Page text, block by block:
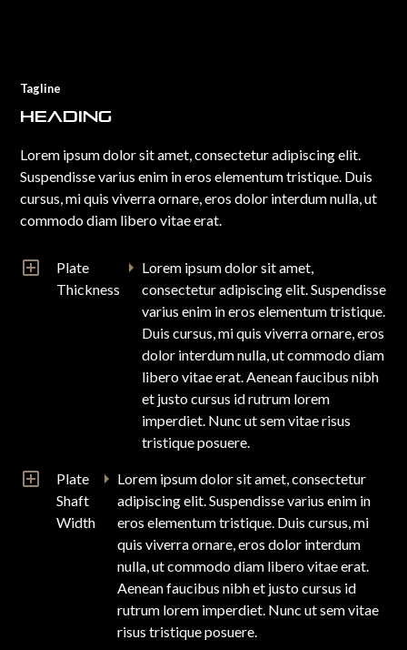
Tagline
Heading
Lorem ipsum dolor sit amet, consectetur adipiscing elit.
Suspendisse varius enim in eros elementum tristique. Duis
cursus, mi quis viverra ornare, eros dolor interdum nulla, ut
commodo diam libero vitae erat.
Plate
Thickness
Lorem ipsum dolor sit amet,
consectetur adipiscing elit. Suspendisse
varius enim in eros elementum tristique.
Duis cursus, mi quis viverra ornare, eros
dolor interdum nulla, ut commodo diam
libero vitae erat. Aenean faucibus nibh
et justo cursus id rutrum lorem
imperdiet. Nunc ut sem vitae risus
tristique posuere.
Plate
Shaft
Width
Lorem ipsum dolor sit amet, consectetur
adipiscing elit. Suspendisse varius enim in
eros elementum tristique. Duis cursus, mi
quis viverra ornare, eros dolor interdum
nulla, ut commodo diam libero vitae erat.
Aenean faucibus nibh et justo cursus id
rutrum lorem imperdiet. Nunc ut sem vitae
risus tristique posuere.